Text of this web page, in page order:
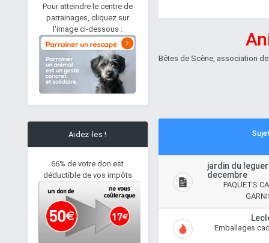
Pour atteindre le centre de
parrainages, cliquez sur
l'image ci-dessous :
Aidez-les !
66% de votre don est
déductible de vos impôts
BASTILLE - âne gris - 8
Bêtes de Scène, association
jardin du
decembre
PAQUETS
Emballages